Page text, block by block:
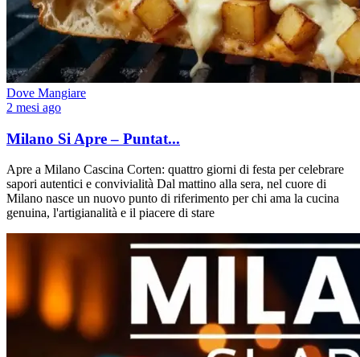
Dove Mangiare
2 mesi ago
Milano Si Apre – Puntat...
Apre a Milano Cascina Corten: quattro giorni di festa per celebrare
sapori autentici e convivialità Dal mattino alla sera, nel cuore di
Milano nasce un nuovo punto di riferimento per chi ama la cucina
genuina, l'artigianalità e il piacere di stare